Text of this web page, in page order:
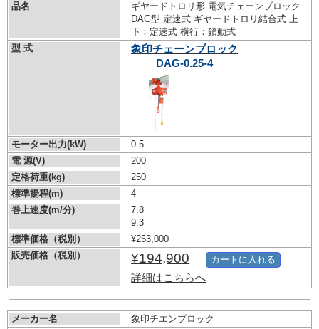
品名
ギヤードトロリ形 電気チェーンブロック
DAG型 定速式 ギヤードトロリ結合式 上
下：定速式 横行：鎖動式
型 式
象印チェーンブロック
DAG-0.25-4
モーター出力(kW)
0.5
電 源(V)
200
定格荷重(kg)
250
標準揚程(m)
4
巻上速度(m/分)
7.8
9.3
標準価格（税別）
¥253,000
販売価格（税別）
¥194,900
詳細はこちらへ
カートに入れる
メーカー名
象印チエンブロック